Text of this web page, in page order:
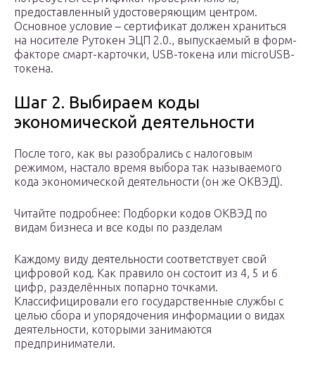
предоставленный удостоверяющим центром.
Основное условие – сертификат должен храниться
на носителе Рутокен ЭЦП 2.0., выпускаемый в форм-
факторе смарт-карточки, USB-токена или microUSB-
токена.
Шаг 2. Выбираем коды
экономической деятельности
После того, как вы разобрались с налоговым
режимом, настало время выбора так называемого
кода экономической деятельности (он же ОКВЭД).
Читайте подробнее: Подборки кодов ОКВЭД по
видам бизнеса и все коды по разделам
Каждому виду деятельности соответствует свой
цифровой код. Как правило он состоит из 4, 5 и 6
цифр, разделённых попарно точками.
Классифицировали его государственные службы с
целью сбора и упорядочения информации о видах
деятельности, которыми занимаются
предприниматели.